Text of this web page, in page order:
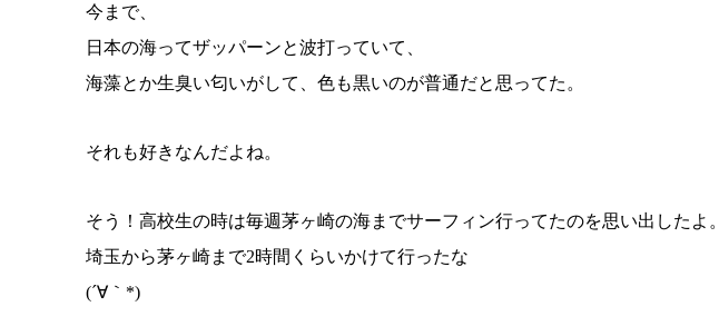
今まで、
日本の海ってザッパーンと波打っていて、
海藻とか生臭い匂いがして、色も黒いのが普通だと思ってた。
それも好きなんだよね。
そう！高校生の時は毎週茅ヶ崎の海までサーフィン行ってたのを思い出したよ。
埼玉から茅ヶ崎まで2時間くらいかけて行ったな
(´∀｀*)